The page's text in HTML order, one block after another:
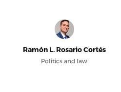
Ramón L. Rosario Cortés
Politics and law